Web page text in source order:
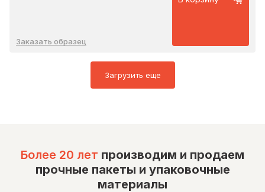
Заказать образец
Загрузить еще
Более 20 лет производим и продаем
прочные пакеты и упаковочные
материалы